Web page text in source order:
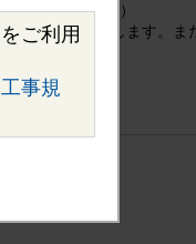
をご利用
工事規
参照ください。）
をお願いいたします。ま